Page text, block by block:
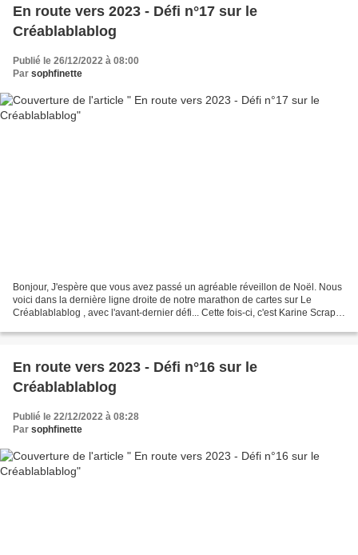
En route vers 2023 - Défi n°17 sur le
Créablablablog
Publié le 26/12/2022 à 08:00
Par sophfinette
Bonjour, J'espère que vous avez passé un agréable réveillon de Noël. Nous
voici dans la dernière ligne droite de notre marathon de cartes sur Le
Créablablablog , avec l'avant-dernier défi... Cette fois-ci, c'est Karine Scrap
En route vers 2023 - Défi n°16 sur le
Créablablablog
Publié le 22/12/2022 à 08:28
Par sophfinette